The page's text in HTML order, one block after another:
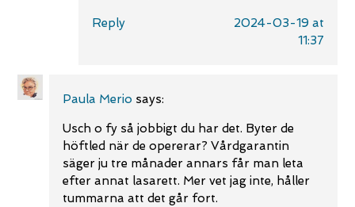
Reply
2024-03-19 at
11:37
Paula Merio says:
Usch o fy så jobbigt du har det. Byter de
höftled när de opererar? Vårdgarantin
säger ju tre månader annars får man leta
efter annat lasarett. Mer vet jag inte, håller
tummarna att det går fort.